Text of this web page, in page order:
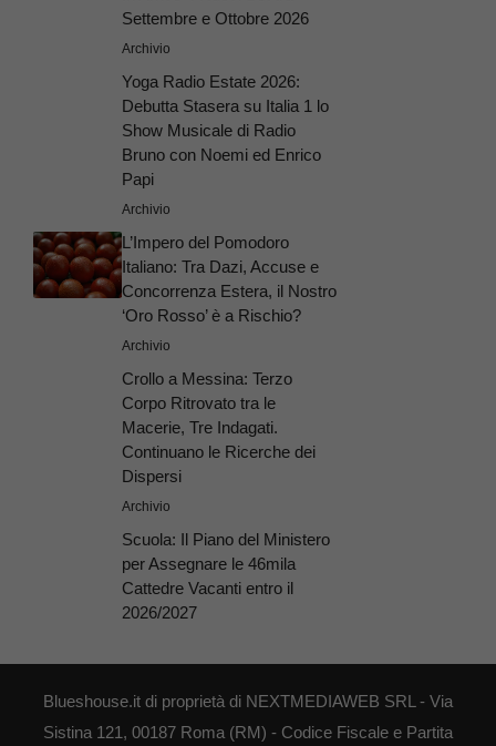
Settembre e Ottobre 2026
Archivio
Yoga Radio Estate 2026:
Debutta Stasera su Italia 1 lo
Show Musicale di Radio
Bruno con Noemi ed Enrico
Papi
Archivio
L’Impero del Pomodoro
Italiano: Tra Dazi, Accuse e
Concorrenza Estera, il Nostro
‘Oro Rosso’ è a Rischio?
Archivio
Crollo a Messina: Terzo
Corpo Ritrovato tra le
Macerie, Tre Indagati.
Continuano le Ricerche dei
Dispersi
Archivio
Scuola: Il Piano del Ministero
per Assegnare le 46mila
Cattedre Vacanti entro il
2026/2027
Blueshouse.it di proprietà di NEXTMEDIAWEB SRL - Via
Sistina 121, 00187 Roma (RM) - Codice Fiscale e Partita